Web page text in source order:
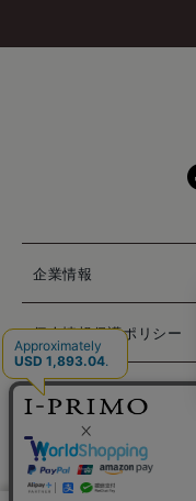
企業情報
個人情報保護ポリシー
特定商取引法に基づく表
© PRIMO